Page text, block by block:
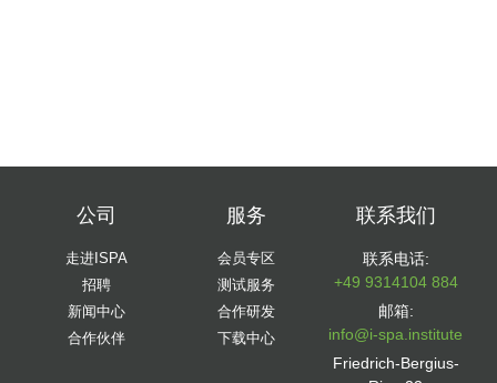
公司
走进ISPA
招聘
新闻中心
合作伙伴
服务
会员专区
测试服务
合作研发
下载中心
联系我们
联系电话:
+49 9314104 884
邮箱:
info@i-spa.institute
Friedrich-Bergius-